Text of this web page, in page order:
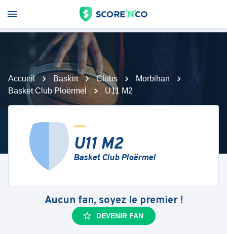
Accueil Basket Clubs
Morbihan
Basket Club Ploërmel
U11 M2
U11 M2
Basket Club Ploërmel
Aucun fan, soyez le premier !
DEVENIR FAN